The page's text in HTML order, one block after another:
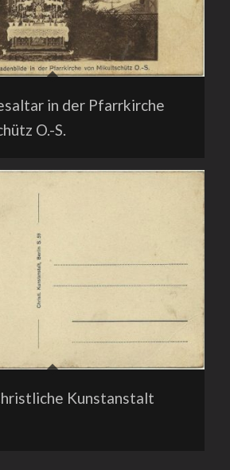
in der Pfarrkirche
O.-S.
Kunstanstalt